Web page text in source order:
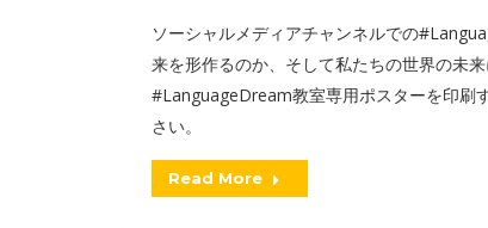
ソーシャルメディアチャンネルでの
来を形作るのか、そして私たちの世界の未
#LanguageDream教室専用ポスターを印刷
さい。
Read More